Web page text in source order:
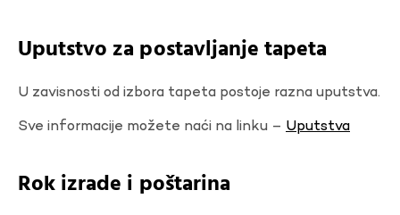
Uputstvo za postavljanje tapeta
U zavisnosti od izbora tapeta postoje razna uputstva.
Sve informacije možete naći na linku – Uputstva
Rok izrade i poštarina